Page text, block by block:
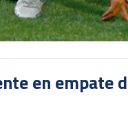
en empate